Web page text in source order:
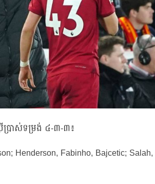
ប្រាស់ទម្រង់ ៤-៣-៣៖
Henderson, Fabinho, Bajcetic; Salah,